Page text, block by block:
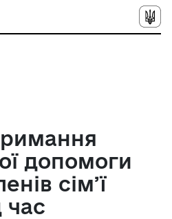
допомоги
сім’ї
час